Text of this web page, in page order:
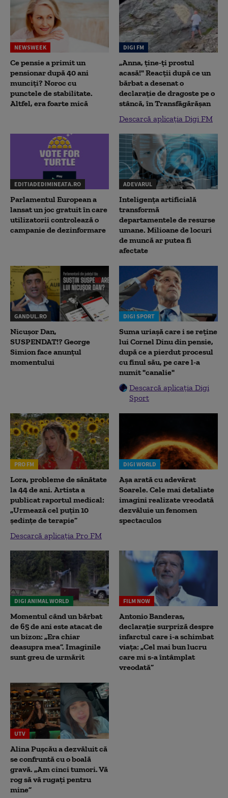
NEWSWEEK
Ce pensie a primit un
pensionar după 40 ani
munciți? Noroc cu
punctele de stabilitate.
Altfel, era foarte mică
DIGI FM
„Anna, ţine-ţi prostul
acasă!" Reacţii după ce un
bărbat a desenat o
declaraţie de dragoste pe o
stâncă, în Transfăgărăşan
Descarcă aplicația Digi FM
EDITIADEDIMINEATA.RO
Parlamentul European a
lansat un joc gratuit în care
utilizatorii controlează o
campanie de dezinformare
ADEVARUL
Inteligența artificială
transformă
departamentele de resurse
umane. Milioane de locuri
de muncă ar putea fi
afectate
GANDUL.RO
Nicușor Dan,
SUSPENDAT!? George
Simion face anunțul
momentului
DIGI SPORT
Suma uriașă care i se reține
lui Cornel Dinu din pensie,
după ce a pierdut procesul
cu finul său, pe care l-a
numit "canalie"
Descarcă aplicația Digi
Sport
PRO FM
Lora, probleme de sănătate
la 44 de ani. Artista a
publicat raportul medical:
„Urmează cel puțin 10
ședințe de terapie”
Descarcă aplicația Pro FM
DIGI WORLD
Așa arată cu adevărat
Soarele. Cele mai detaliate
imagini realizate vreodată
dezvăluie un fenomen
spectaculos
DIGI ANIMAL WORLD
Momentul când un bărbat
de 65 de ani este atacat de
un bizon: „Era chiar
deasupra mea”. Imaginile
sunt greu de urmărit
FILM NOW
Antonio Banderas,
declarație surpriză despre
infarctul care i-a schimbat
viața: „Cel mai bun lucru
care mi s-a întâmplat
vreodată”
UTV
Alina Pușcău a dezvăluit că
se confruntă cu o boală
gravă. „Am cinci tumori. Vă
rog să vă rugați pentru
mine”